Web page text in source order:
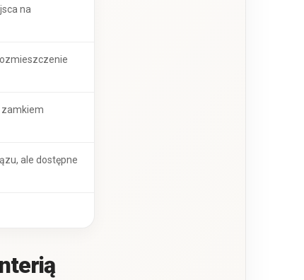
na
zamkiem
ale dostępne